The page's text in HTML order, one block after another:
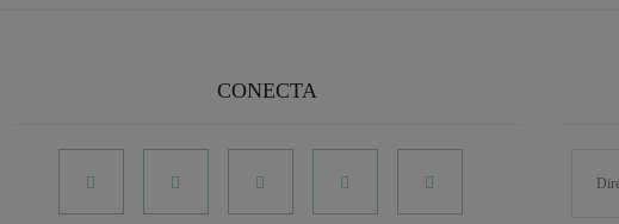
CONECTA